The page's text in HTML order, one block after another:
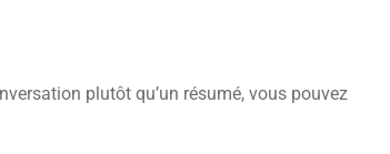
plutôt qu’un résumé, vous pouvez